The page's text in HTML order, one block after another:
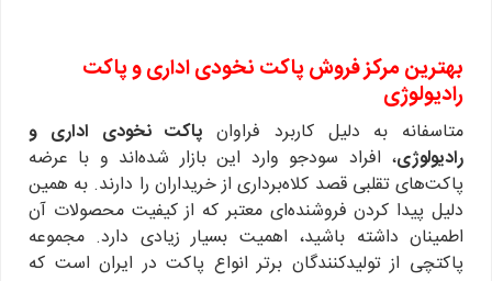
بهترین مرکز فروش پاکت نخودی اداری و پاکت
رادیولوژی
متاسفانه به دلیل کاربرد فراوان پاکت نخودی اداری و
رادیولوژی، افراد سودجو وارد این بازار شده‌اند و با عرضه
پاکت‌های تقلبی قصد کلاه‌برداری از خریداران را دارند. به همین
دلیل پیدا کردن فروشنده‌ای معتبر که از کیفیت محصولات آن
اطمینان داشته باشید، اهمیت بسیار زیادی دارد. مجموعه
پاکتچی از تولیدکنندگان برتر انواع پاکت در ایران است که